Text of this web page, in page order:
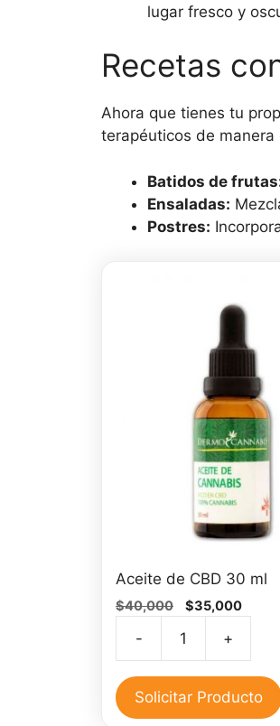
lugar fresco y
Recetas
Ahora que tienes tu
terapéuticos de
Batidos de
Ensaladas:
Postres:
Aceite de CBD 30 ml
$40,000
El
original
era:
$40,000.
$35,000El
es:
-
CBD
30
+
Solicitar Producto